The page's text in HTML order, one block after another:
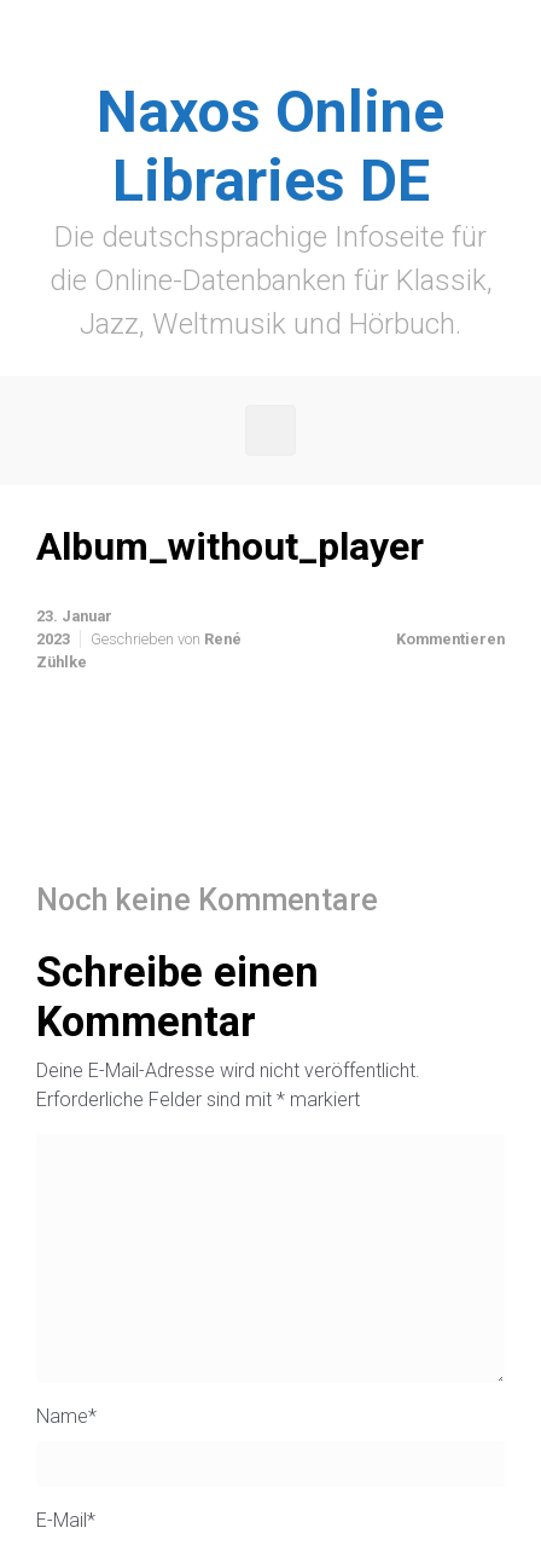
Naxos Online
Libraries DE
Die deutschsprachige Infoseite für
die Online-Datenbanken für Klassik,
Jazz, Weltmusik und Hörbuch.
Album_without_player
23. Januar
2023
Geschrieben von René
Zühlke
Kommentieren
Noch keine Kommentare
Schreibe einen
Kommentar
Deine E-Mail-Adresse wird nicht veröffentlicht.
Erforderliche Felder sind mit * markiert
Name*
E-Mail*